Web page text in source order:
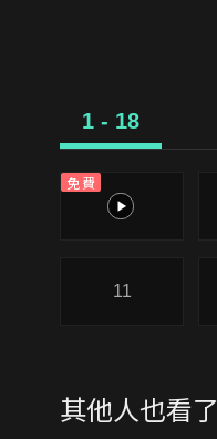
1 - 18
免費
1
11
其他人也看了